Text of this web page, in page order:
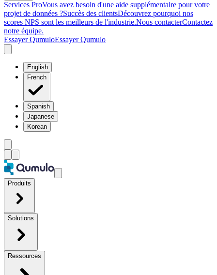
Services ProVous avez besoin d'une aide supplémentaire pour votre
projet de données ?Succès des clientsDécouvrez pourquoi nos
scores NPS sont les meilleurs de l'industrie.Nous contacterContactez
notre équipe.
Essayer QumuloEssayer Qumulo
English
French
Spanish
Japanese
Korean
Produits
Solutions
Ressources